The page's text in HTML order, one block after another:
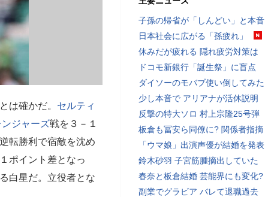
は確かだ。 セルティ
ンジャーズ戦を３－１
転勝利で宿敵を沈め
ポイント差となっ
白星だ。立役者とな
子孫の帰省が「しんどい」と本音
日本社会に広がる「孫疲れ」
休みだが疲れる 隠れ疲労対策は
ドコモ新銀行「誕生祭」に盲点
ダイソーのモバブ使い倒してみた
少し本音で アリアナが活休説明
反撃の特大ソロ 村上宗隆25号弾
板倉も冨安ら同僚に? 関係者指摘
「ウマ娘」出演声優が結婚を発表
鈴木砂羽 子宮筋腫摘出していた
春奈と板倉結婚 芸能界にも変化?
副業でグラビア バレて退職過去